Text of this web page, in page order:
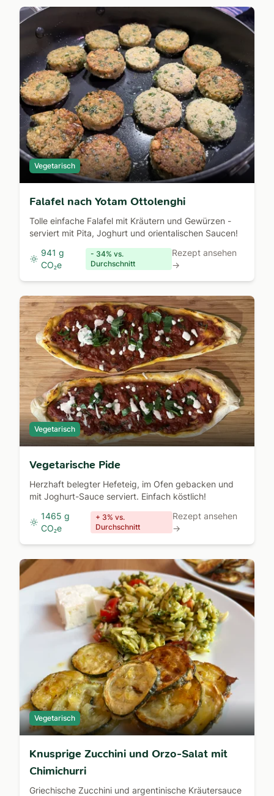
Vegetarisch
Falafel nach Yotam Ottolenghi
Tolle einfache Falafel mit Kräutern und Gewürzen -
serviert mit Pita, Joghurt und orientalischen Saucen!
941 g
CO₂e
- 34% vs.
Durchschnitt
Rezept ansehen
→
Vegetarisch
Vegetarische Pide
Herzhaft belegter Hefeteig, im Ofen gebacken und
mit Joghurt-Sauce serviert. Einfach köstlich!
1465 g
CO₂e
+ 3% vs.
Durchschnitt
Rezept ansehen
→
Vegetarisch
Knusprige Zucchini und Orzo-Salat mit
Chimichurri
Griechische Zucchini und argentinische Kräutersauce